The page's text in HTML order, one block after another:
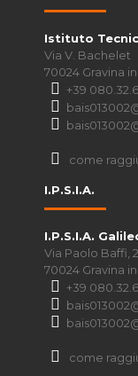
Istituto
Via V. Bachelet
70024 Gravina
+39
come
I.P.S.I.A.
I.P.S.I.A.
Via Paolo Baffi,
70024 Gravina
+39
come